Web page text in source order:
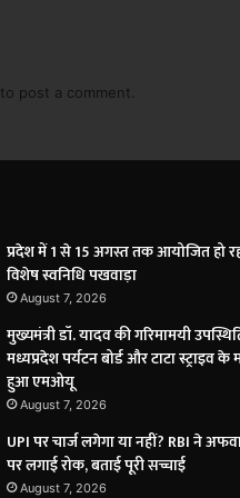
to post a comment.
प्रदेश में 1 से 15 अगस्त तक आयोजित हो
विशेष स्वनिधि पखवाड़ा
August 7, 2026
मुख्यमंत्री डॉ. यादव की गरिमामयी
मध्यप्रदेश पर्यटन बोर्ड और टाटा स्ट्राइव के
हुआ एमओयू
August 7, 2026
UPI पर चार्ज लगेगा या नहीं? RBI ने
पर लगाई रोक, बताई पूरी सच्चाई
August 7, 2026